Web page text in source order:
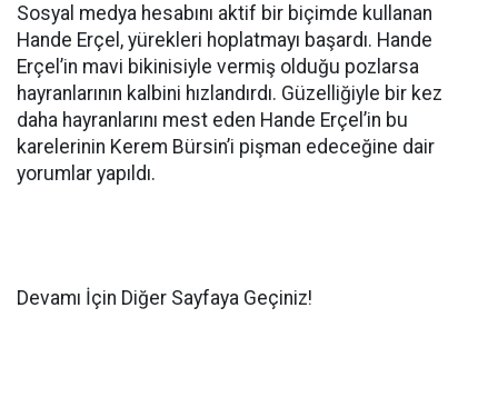
Sosyal medya hesabını aktif bir biçimde kullanan
Hande Erçel, yürekleri hoplatmayı başardı. Hande
Erçel’in mavi bikinisiyle vermiş olduğu pozlarsa
hayranlarının kalbini hızlandırdı. Güzelliğiyle bir kez
daha hayranlarını mest eden Hande Erçel’in bu
karelerinin Kerem Bürsin’i pişman edeceğine dair
yorumlar yapıldı.
Devamı İçin Diğer Sayfaya Geçiniz!